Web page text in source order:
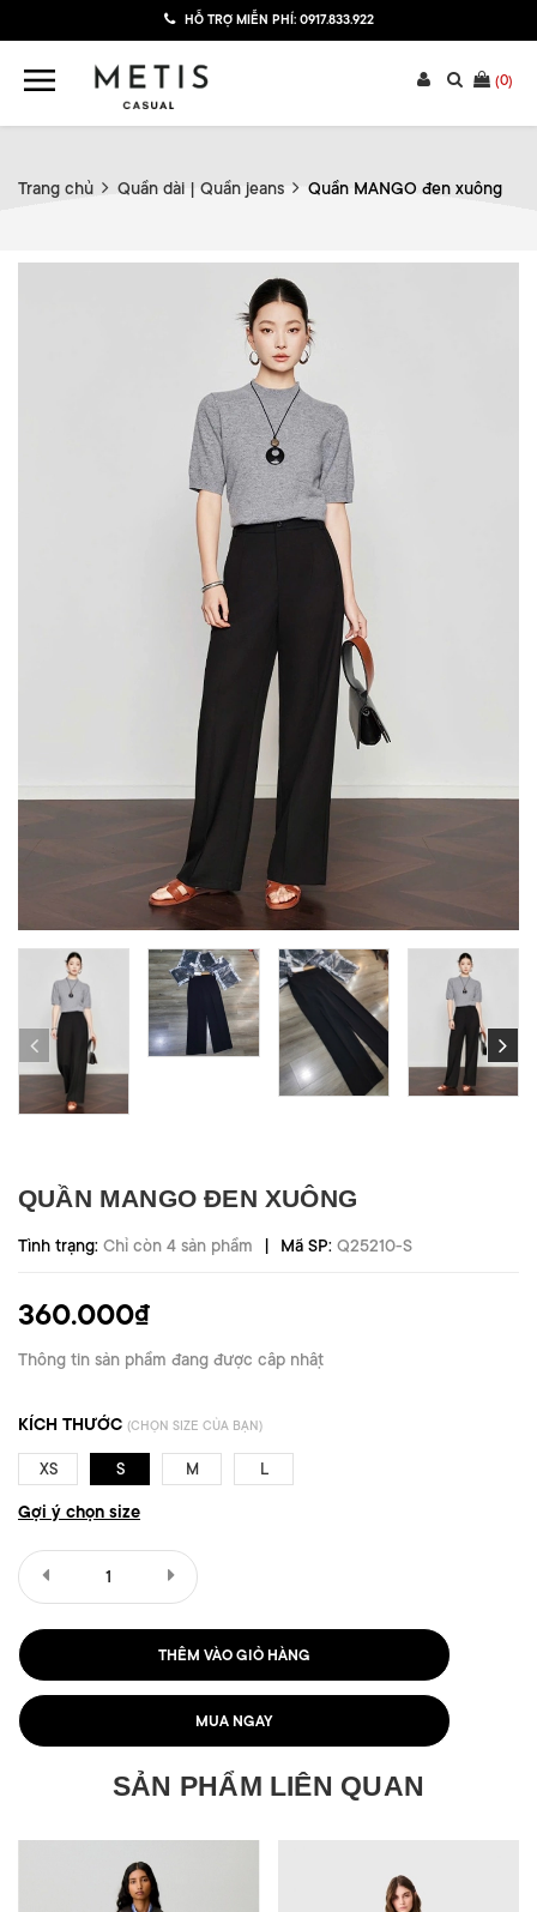
HỖ TRỢ MIỄN PHÍ: 0917.833.922
(0)
Trang chủ Quần dài | Quần jeans Quần MANGO đen xuông
QUẦN MANGO ĐEN XUÔNG
Tình trạng: Chỉ còn 4 sản phẩm | Mã SP: Q25210-S
360.000₫
Thông tin sản phẩm đang được cập nhật
KÍCH THƯỚC (CHỌN SIZE CỦA BẠN)
XS S M L
Gợi ý chọn size
THÊM VÀO GIỎ HÀNG
MUA NGAY
SẢN PHẨM LIÊN QUAN